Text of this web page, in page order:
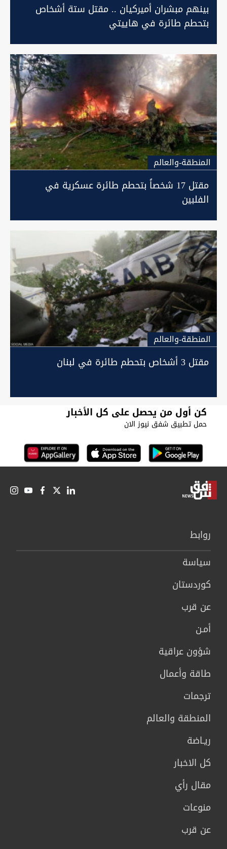
بينهم مبشران أميركيان .. مقتل ستة أشخاص
بتحطم طائرة في هاييتي
المنطقة-والعالم
مقتل 17 شخصاً بتحطم طائرة عسكرية في
الفلبين
المنطقة-والعالم
مقتل 3 أشخاص بتحطم طائرة في لبنان
كن أول من يحصل على كل الأخبار
حمل تطبيق شفق نيوز الان
روابط
سیاسة
كوردستان
عن قرب
أمـن
شؤون عراقية
طاقة وأعمال
ترجمات
المنطقة والعالم
ريـاضة
كل الاخبار
مقال رأي
منوعات
عن قرب